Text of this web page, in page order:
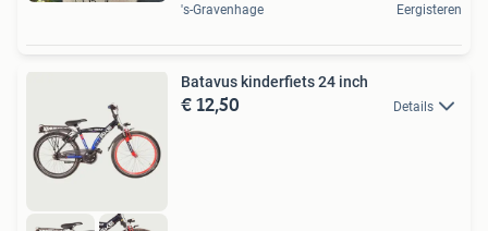
's-Gravenhage Eergisteren
Batavus kinderfiets 24 inch
€ 12,50 Details